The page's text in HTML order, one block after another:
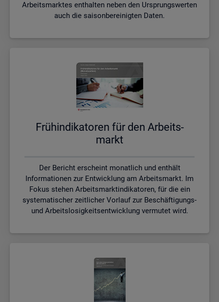
Arbeitsmarktes enthalten neben den Ursprungswerten
auch die saisonbereinigten Daten.
Früh­in­di­ka­to­ren für den Ar­beits­
markt
Der Bericht erscheint monatlich und enthält
Informationen zur Entwicklung am Arbeitsmarkt. Im
Fokus stehen Arbeitsmarktindikatoren, für die ein
systematischer zeitlicher Vorlauf zur Beschäftigungs-
und Arbeitslosigkeitsentwicklung vermutet wird.